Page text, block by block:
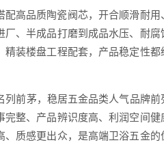
高品质陶瓷阀芯，开合顺滑耐用
、半成品打磨到成品水压、耐腐
装楼盘工程配套，产品稳定性都
前茅，稳居五金品类人气品牌前
整、产品辨识度高、利润空间健
质感更出众，是高端卫浴五金的